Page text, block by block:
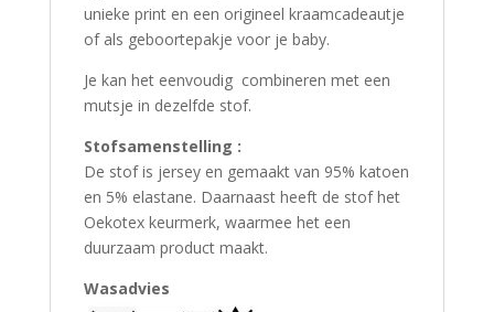
unieke print en een origineel kraamcadeautje
of als geboortepakje voor je baby.
Je kan het eenvoudig combineren met een
mutsje in dezelfde stof.
Stofsamenstelling :
De stof is jersey en gemaakt van 95% katoen
en 5% elastane. Daarnaast heeft de stof het
Oekotex keurmerk, waarmee het een
duurzaam product maakt.
Wasadvies